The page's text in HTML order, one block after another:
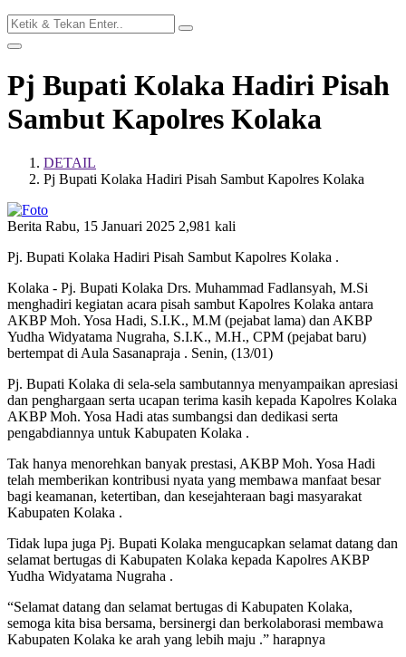
Pj Bupati Kolaka Hadiri Pisah
Sambut Kapolres Kolaka
DETAIL
Pj Bupati Kolaka Hadiri Pisah Sambut Kapolres Kolaka
Berita Rabu, 15 Januari 2025 2,981 kali
Pj. Bupati Kolaka Hadiri Pisah Sambut Kapolres Kolaka .
Kolaka - Pj. Bupati Kolaka Drs. Muhammad Fadlansyah, M.Si
menghadiri kegiatan acara pisah sambut Kapolres Kolaka antara
AKBP Moh. Yosa Hadi, S.I.K., M.M (pejabat lama) dan AKBP
Yudha Widyatama Nugraha, S.I.K., M.H., CPM (pejabat baru)
bertempat di Aula Sasanapraja . Senin, (13/01)
Pj. Bupati Kolaka di sela-sela sambutannya menyampaikan apresiasi
dan penghargaan serta ucapan terima kasih kepada Kapolres Kolaka
AKBP Moh. Yosa Hadi atas sumbangsi dan dedikasi serta
pengabdiannya untuk Kabupaten Kolaka .
Tak hanya menorehkan banyak prestasi, AKBP Moh. Yosa Hadi
telah memberikan kontribusi nyata yang membawa manfaat besar
bagi keamanan, ketertiban, dan kesejahteraan bagi masyarakat
Kabupaten Kolaka .
Tidak lupa juga Pj. Bupati Kolaka mengucapkan selamat datang dan
selamat bertugas di Kabupaten Kolaka kepada Kapolres AKBP
Yudha Widyatama Nugraha .
“Selamat datang dan selamat bertugas di Kabupaten Kolaka,
semoga kita bisa bersama, bersinergi dan berkolaborasi membawa
Kabupaten Kolaka ke arah yang lebih maju .” harapnya